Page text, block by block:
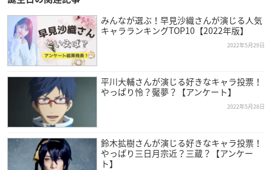
保志総一朗さんは福島県出身で現在アーツビジョンに所属して
おり、今年で50歳を迎えます。
高校生のときに見た「魔女の宅急便」に出演していたトンボ
役・山口勝平さんに興味を持ち、声優という職業を認識した保
志さん。
専門学校・養成所を経て、1995年より声優活動をスタートさせ
ました。
みんなが選ぶ！早見沙織さんが演じる人気
キャラランキングTOP10【2022年版】
2022年5月29日
平川大輔さんが演じる好きなキャラ投票！
やっぱり怜？魘夢？【アンケート】
2022年5月28日
鈴木拡樹さんが演じる好きなキャラ投票！
やっぱり三日月宗近？三蔵？【アンケー
ト】